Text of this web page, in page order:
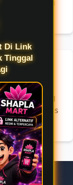
tanpa perlu
gampang
rasanya malas
Di Link
Tinggal